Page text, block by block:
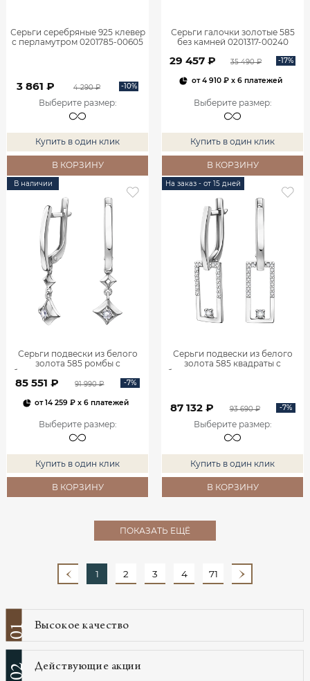
Серьги серебряные 925 клевер
с перламутром 0201785-00605
3 861 ₽ 4 290 ₽ -10%
Выберите размер:
Купить в один клик
В КОРЗИНУ
Серьги галочки золотые 585
без камней 0201317-00240
29 457 ₽ 35 490 ₽ -17%
от4 910 ₽x 6 платежей
Выберите размер:
Купить в один клик
В КОРЗИНУ
В наличии
Серьги подвески из белого
золота 585 ромбы с
бриллиантами 0201935-00002
85 551 ₽ 91 990 ₽ -7%
от14 259 ₽ x 6 платежей
Выберите размер:
Купить в один клик
В КОРЗИНУ
На заказ - от 15 дней
Серьги подвески из белого
золота 585 квадраты с
бриллиантами 0201940-00002
87 132 ₽ 93 690 ₽ -7%
Выберите размер:
Купить в один клик
В КОРЗИНУ
ПОКАЗАТЬ ЕЩЁ
1 2 3 4 71
01 Высокое качество
02 Действующие акции